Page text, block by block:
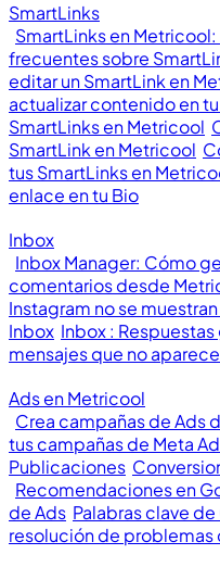
SmartLinks
SmartLinks en
frecuentes sobre
editar un SmartLink en
actualizar contenido en
SmartLinks en Metricool
SmartLink en Metricool
tus SmartLinks en
enlace en tu Bio
Inbox
Inbox Manager: Cómo
comentarios desde
Instagram no se
Inbox Inbox :
mensajes que no
Ads en Metricool
Crea campañas de Ads
tus campañas de Meta
Publicaciones
Recomendaciones en
de Ads Palabras clave
resolución de problemas